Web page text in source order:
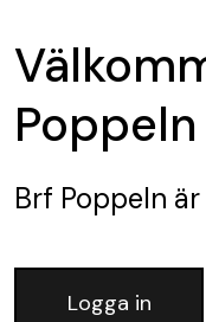
Poppeln
Brf Poppeln
Logga in